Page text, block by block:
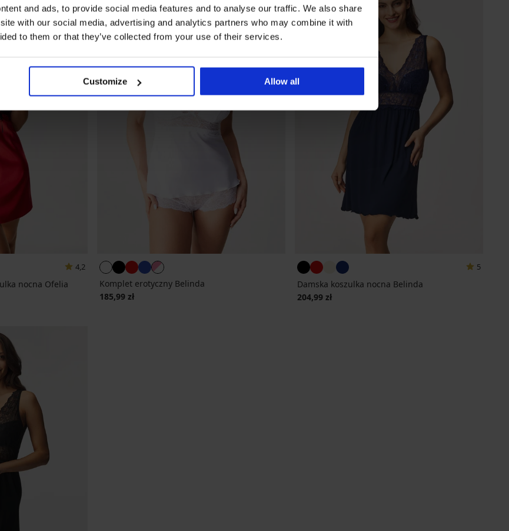
and ads, to provide social media features and to analyse our traffic. We also share
with our social media, advertising and analytics partners who may combine it with
to them or that they’ve collected from your use of their services.
Customize Allow all
4,2
nocna Ofelia
Komplet erotyczny Belinda
185,99 zł
5
Damska koszulka nocna Belinda
204,99 zł